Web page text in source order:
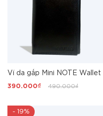
Ví da gấp Mini NOTE Wallet
390.000₫ 490.000₫
- 19%